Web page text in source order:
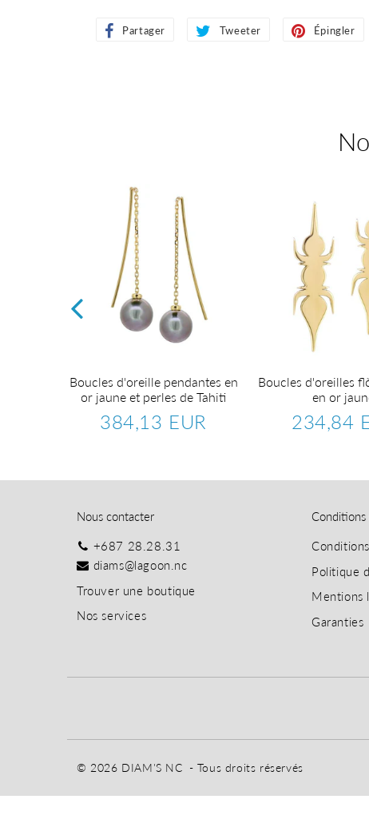
Partager
Partager
Tweeter
Tweeter
Épingler
Boucles d'oreille pendantes en
or jaune et perles de Tahiti
Prix
384,13 EUR
Boucles d'oreilles
en or
Prix
234,84
Nous contacter
+687 28.28.31
diams@lagoon.nc
Trouver une boutique
Nos services
Conditions
Politique
Mentions
Garanties
© 2026 DIAM'S NC - Tous droits réservés